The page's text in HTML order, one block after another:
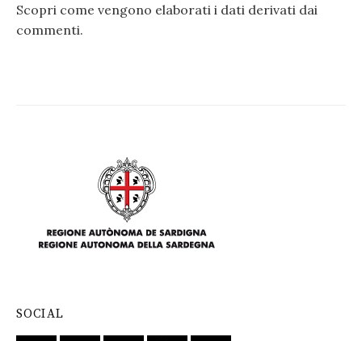
Scopri come vengono elaborati i dati derivati dai
commenti.
SOCIAL